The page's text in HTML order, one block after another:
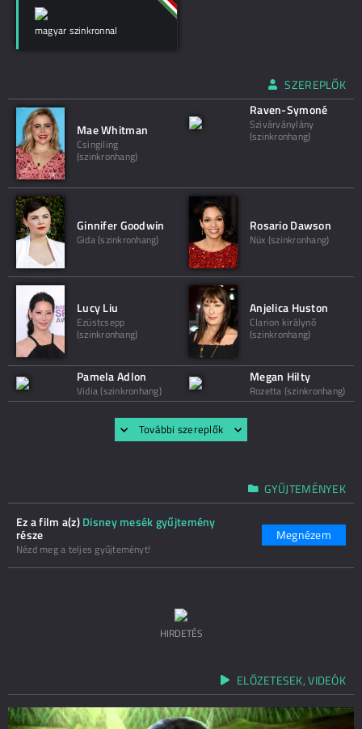
magyar szinkronnal
SZEREPLŐK
Mae Whitman
Csingiling
(szinkronhang)
Raven-Symoné
Szivárványlány
(szinkronhang)
Ginnifer Goodwin
Gida (szinkronhang)
Rosario Dawson
Nüx (szinkronhang)
Lucy Liu
Ezüstcsepp
(szinkronhang)
Anjelica Huston
Clarion királynő
(szinkronhang)
Pamela Adlon
Vidia (szinkronhang)
Megan Hilty
Rozetta (szinkronhang)
További szereplők
GYŰJTEMÉNYEK
Ez a film a(z)Disney mesék gyűjtemény
része
Nézd meg a teljes gyűjteményt!
Megnézem
HIRDETÉS
ELŐZETESEK, VIDEÓK